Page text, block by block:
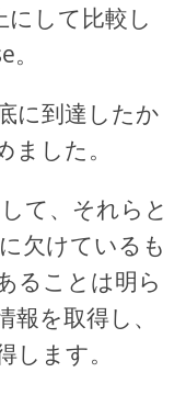
して比較し
に到達したか
した。
て、それらと
欠けているも
ることは明ら
を取得し、
ます。